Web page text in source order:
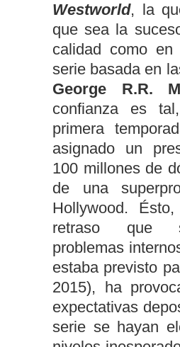
Westworld, la
que sea la
calidad como
serie basada en
George R.R.
confianza es
primera
asignado un
100 millones de
de una
Hollywood.
retraso que
problemas
estaba previsto
2015), ha
expectativas
serie se hayan